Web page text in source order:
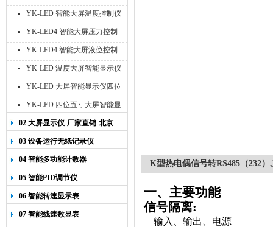
示仪
YK-LED 智能大屏温度控制仪
YK-LED4 智能大屏压力控制
仪
YK-LED4 智能大屏液位控制
仪
YK-LED 温度大屏智能显示仪
四位十寸
YK-LED 大屏智能显示仪四位
八寸
YK-LED 四位五寸大屏智能显
示仪
02 大屏显示仪-厂家直销-北京
宇科泰吉
03 设备运行无纸记录仪
04 智能多功能计数器
05 智能PID调节仪
06 智能转速显示表
07 智能线速数显表
K型热电偶信号转RS485（232
一、主要功能
信号隔离:
输入、输出、电源